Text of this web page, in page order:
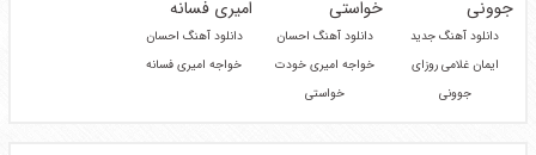
دانلود آهنگ جدید
ایمان غلامی روزای
جوونی
دانلود آهنگ احسان
خواجه امیری خودت
خواستی
دانلود آهنگ احسان
خواجه امیری فسانه